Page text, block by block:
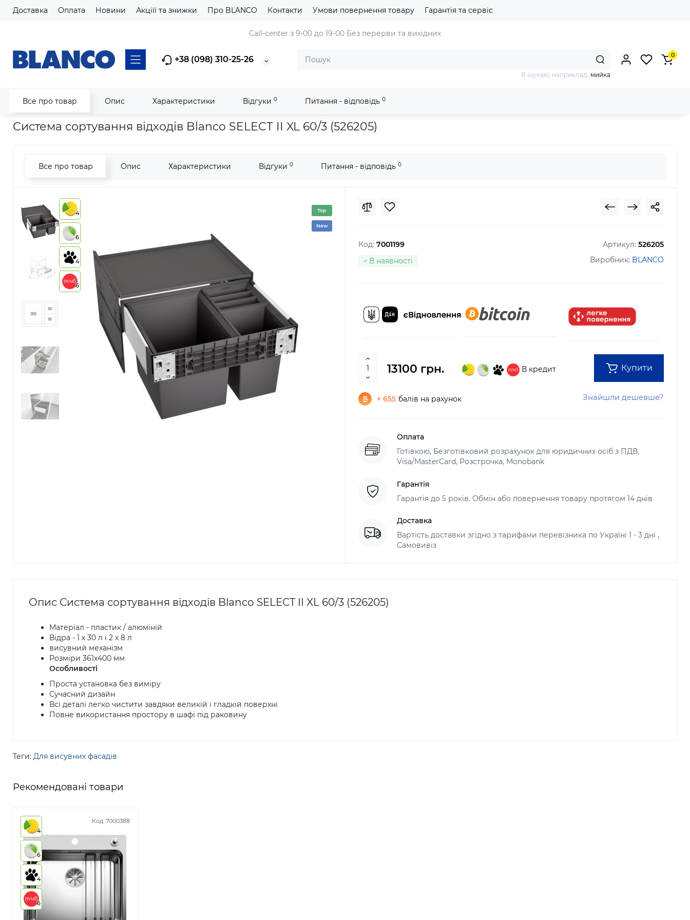
Доставка Оплата Новини Акціїї та знижки Про BLANCO Контакти Умови повернення товару Гарантія та сервіс
Сall-center з 9-00 до 19-00 Без перерви та вихідних
+38 (098) 310-25-26
Я шукаю, наприклад, мийка
0
Все про товар Опис Характеристики Відгуки 0 Питання - відповідь 0
Головна Системи сортування Для висувних фасадів Система сортування відходів Blanco SELECT II XL 60/3 (526205)
Система сортування відходів Blanco SELECT II XL 60/3 (526205)
Все про товар Опис Характеристики Відгуки 0 Питання - відповідь 0
4
6
4
6
Top
New
Код: 7001199 Артикул: 526205
Виробник: BLANCO
В наявності
13100 грн. В кредит Купити
+ 655 балів на рахунок Знайшли дешевше?
Оплата
Готівкою, Безготівковий розрахунок для юридичних осіб з ПДВ,
Visa/MasterCard, Розстрочка, Monobank
Гарантія
Гарантія до 5 років. Обмін або повернення товару протягом 14 днів
Доставка
Вартість доставки згідно з тарифами перевізника по Україні 1 - 3 дні ,
Самовивіз
Опис Система сортування відходів Blanco SELECT II XL 60/3 (526205)
Матеріал - пластик / алюміній
Відра - 1 х 30 л і 2 х 8 л
висувний механізм
Розміри 361x400 мм
Особливості
Проста установка без виміру
Сучасний дизайн
Всі деталі легко чистити завдяки великій і гладкій поверхні
Повне використання простору в шафі під раковину
Теги: Для висувних фасадів
Рекомендовані товари
Код: 7000388
4
6
4
6